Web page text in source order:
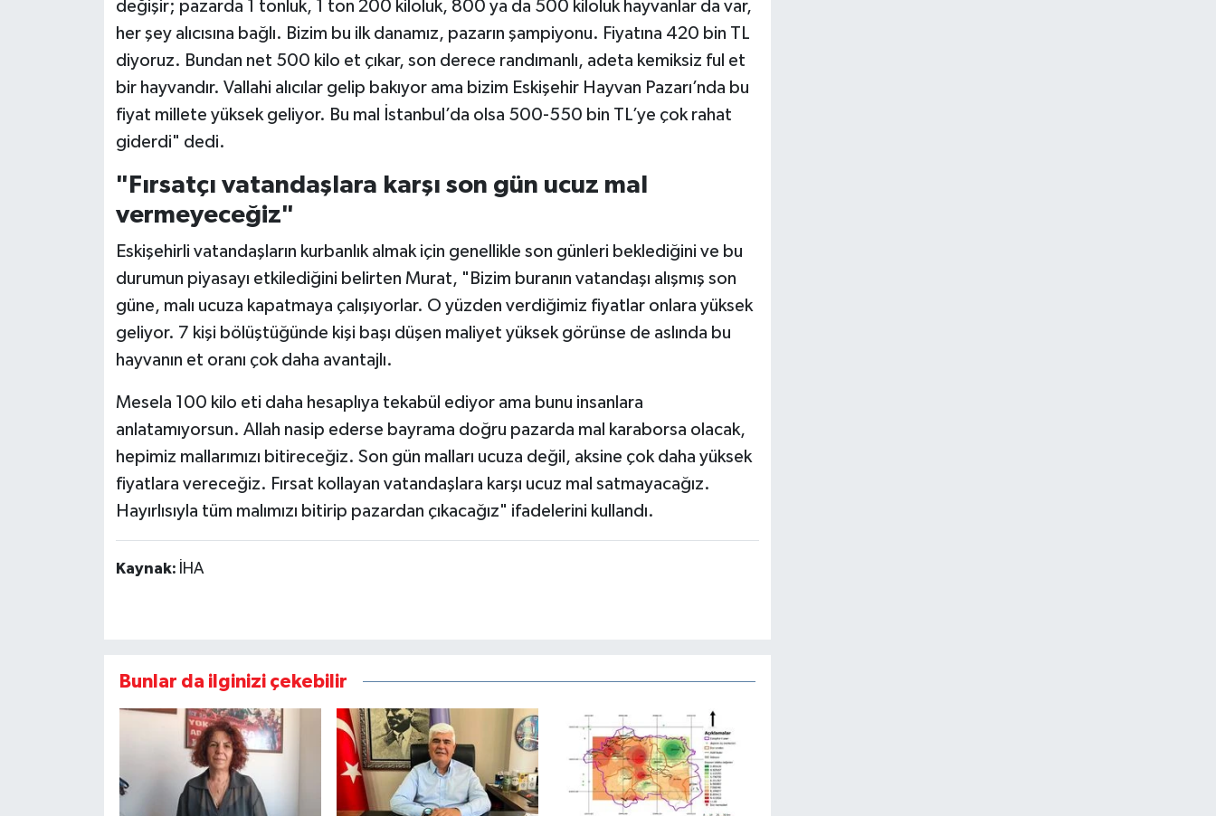
değişir; pazarda 1 tonluk, 1 ton 200 kiloluk, 800 ya da 500 kiloluk hayvanlar da var,
her şey alıcısına bağlı. Bizim bu ilk danamız, pazarın şampiyonu. Fiyatına 420 bin TL
diyoruz. Bundan net 500 kilo et çıkar, son derece randımanlı, adeta kemiksiz ful et
bir hayvandır. Vallahi alıcılar gelip bakıyor ama bizim Eskişehir Hayvan Pazarı’nda bu
fiyat millete yüksek geliyor. Bu mal İstanbul’da olsa 500-550 bin TL’ye çok rahat
giderdi" dedi.
"Fırsatçı vatandaşlara karşı son gün ucuz mal
vermeyeceğiz"
Eskişehirli vatandaşların kurbanlık almak için genellikle son günleri beklediğini ve bu
durumun piyasayı etkilediğini belirten Murat, "Bizim buranın vatandaşı alışmış son
güne, malı ucuza kapatmaya çalışıyorlar. O yüzden verdiğimiz fiyatlar onlara yüksek
geliyor. 7 kişi bölüştüğünde kişi başı düşen maliyet yüksek görünse de aslında bu
hayvanın et oranı çok daha avantajlı.
Mesela 100 kilo eti daha hesaplıya tekabül ediyor ama bunu insanlara
anlatamıyorsun. Allah nasip ederse bayrama doğru pazarda mal karaborsa olacak,
hepimiz mallarımızı bitireceğiz. Son gün malları ucuza değil, aksine çok daha yüksek
fiyatlara vereceğiz. Fırsat kollayan vatandaşlara karşı ucuz mal satmayacağız.
Hayırlısıyla tüm malımızı bitirip pazardan çıkacağız" ifadelerini kullandı.
Kaynak: İHA
Bunlar da ilginizi çekebilir